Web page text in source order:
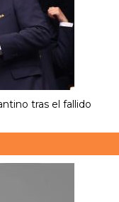
tras el fallido